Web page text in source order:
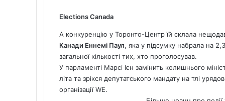
Elections Canada
А конкуренцію у Торонто-Центр їй склала
Канади Еннемі Паул, яка у підсумку набрала на
загальної кількості тих, хто проголосував.
У парламенті Марсі Ієн замінить колишнього
літа та зрікся депутатського мандату на тлі
організації WE.